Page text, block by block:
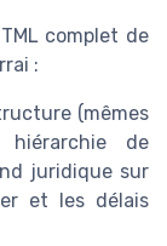
complet de
:
(mêmes
hiérarchie de
juridique sur
et les délais